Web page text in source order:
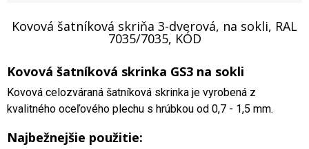
Kovová šatníková skriňa 3-dverová, na sokli, RAL
7035/7035, KÓD
Kovová šatníková skrinka GS3 na sokli
Kovová celozváraná šatníková skrinka je vyrobená z
kvalitného oceľového plechu s hrúbkou od 0,7 - 1,5 mm.
Najbežnejšie použitie: